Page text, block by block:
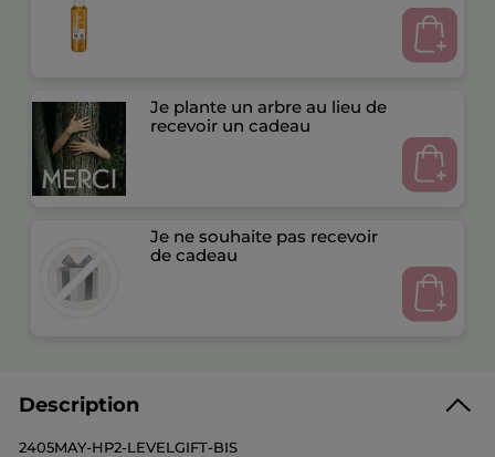
Je plante un arbre au lieu de
recevoir un cadeau
Je ne souhaite pas recevoir
de cadeau
Description
2405MAY-HP2-LEVELGIFT-BIS